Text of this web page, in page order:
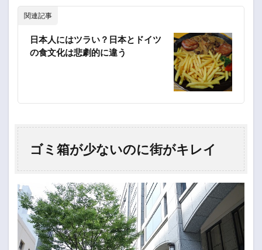
関連記事
日本人にはツラい？日本とドイツ
の食文化は悲劇的に違う
ゴミ箱が少ないのに街がキレイ